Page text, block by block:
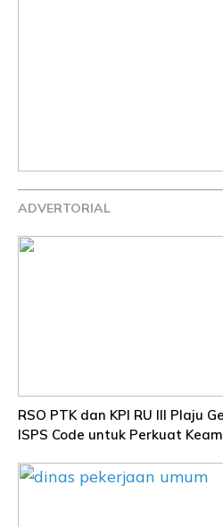
ADVERTORIAL
RSO PTK dan KPI RU III Plaju
ISPS Code untuk Perkuat